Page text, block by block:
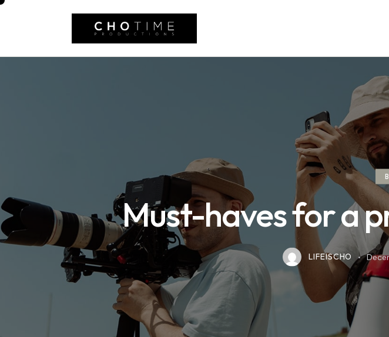
Must-haves for a
LIFEISCHO